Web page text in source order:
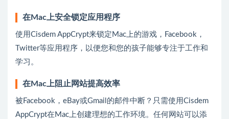
在Mac上安全锁定应用程序
使用Cisdem AppCrypt来锁定Mac上的游戏，Facebook，
Twitter等应用程序，以便您和您的孩子能够专注于工作和
学习。
在Mac上阻止网站提高效率
被Facebook，eBay或Gmail的邮件中断？只需使用Cisdem
AppCrypt在Mac上创建理想的工作环境。任何网站可以添